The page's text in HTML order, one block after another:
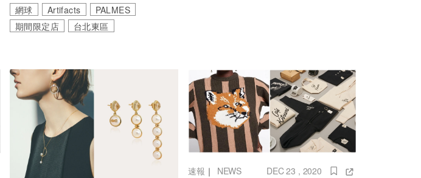
網球 Artifacts
PALMES
期間限定店
台北東區
速報 ｜ NEWS DEC 23 , 2020